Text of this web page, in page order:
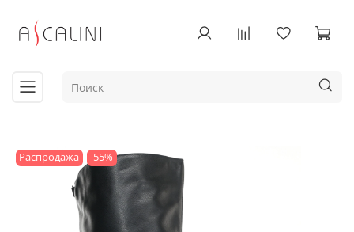
Распродажа -55%